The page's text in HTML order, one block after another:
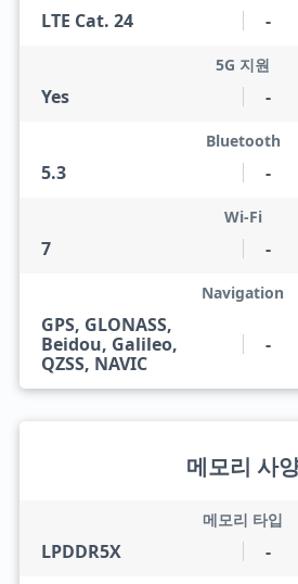
LTE Cat. 24 -
Yes
5G 지원
-
5.3
Bluetooth
-
7
Wi-Fi
-
GPS, GLONASS,
Beidou, Galileo,
QZSS, NAVIC
Navigation
-
메모리 사
LPDDR5X
메모리 타입
-